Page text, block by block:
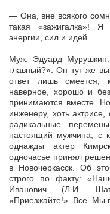
— Она, вне всякого
такая «зажигалка»! Я
энергии, сил и идей.
Муж. Эдуард
главный?». Он тут же
ответ лишь смеется,
наверное, хорошо и
принимаются вместе.
инженеру, хоть
радикальные
настоящий мужчина, с
однажды актер
одночасье принял
в Новочеркасск. Об
строго по факту:
Иванович (Л.И.
«Приезжайте!». Все. Мы